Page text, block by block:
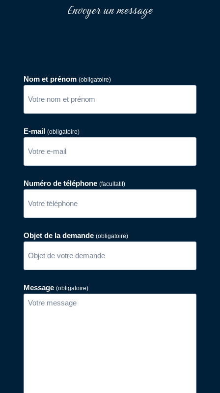
Envoyer un message
Nom et prénom (obligatoire)
E-mail (obligatoire)
Numéro de téléphone (facultatif)
Objet de la demande (obligatoire)
Message (obligatoire)